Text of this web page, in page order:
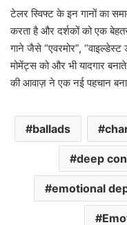
टेलर स्विफ्ट के इन गानों का
करता है और दर्शकों को एक
गाने जैसे “एवरमोर”,
मोमेंट्स को और भी यादगार
की आवाज़ ने एक नई पहचान
ballads
deep
emotional